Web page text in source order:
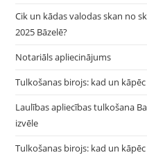
Cik un kādas valodas skan no
2025 Bāzelē?
Notariāls apliecinājums
Tulkošanas birojs: kad un
Laulības apliecības tulkošana
izvēle
Tulkošanas birojs: kad un